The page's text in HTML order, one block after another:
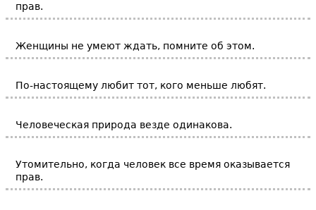
прав.
Женщины не умеют ждать, помните об этом.
По-настоящему любит тот, кого меньше любят.
Человеческая природа везде одинакова.
Утомительно, когда человек все время оказывается
прав.